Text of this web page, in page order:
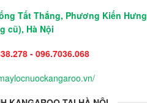
Tất Thắng, Phương Kiến Hưng
cũ), Hà Nội
- 096.7036.068